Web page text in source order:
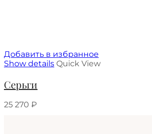
Добавить в избранное
Show details Quick View
Серьги
25 270 ₽